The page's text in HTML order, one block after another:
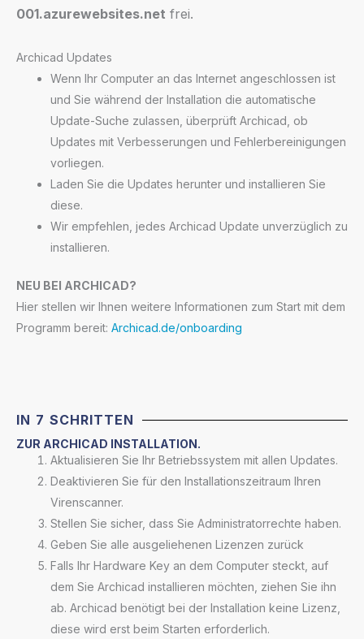
001.azurewebsites.net frei.
Archicad Updates
Wenn Ihr Computer an das Internet angeschlossen ist
und Sie während der Installation die automatische
Update-Suche zulassen, überprüft Archicad, ob
Updates mit Verbesserungen und Fehlerbereinigungen
vorliegen.
Laden Sie die Updates herunter und installieren Sie
diese.
Wir empfehlen, jedes Archicad Update unverzüglich zu
installieren.
NEU BEI ARCHICAD?
Hier stellen wir Ihnen weitere Informationen zum Start mit dem
Programm bereit: Archicad.de/onboarding
IN 7 SCHRITTEN
ZUR ARCHICAD INSTALLATION.
Aktualisieren Sie Ihr Betriebssystem mit allen Updates.
Deaktivieren Sie für den Installationszeitraum Ihren
Virenscanner.
Stellen Sie sicher, dass Sie Administratorrechte haben.
Geben Sie alle ausgeliehenen Lizenzen zurück
Falls Ihr Hardware Key an dem Computer steckt, auf
dem Sie Archicad installieren möchten, ziehen Sie ihn
ab. Archicad benötigt bei der Installation keine Lizenz,
diese wird erst beim Starten erforderlich.